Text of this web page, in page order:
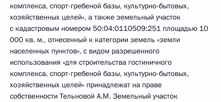
комплекса, спорт-гребеной базы, культурно-бытовых,
хозяйственных целей», а также земельный участок
с кадастровым номером 50:04:0110509:251 площадью 10
000 кв. м., отнесенный к категории земель «земли
населенных пунктов», с видом разрешенного
использования «для строительства гостиничного
комплекса, спорт-гребеной базы, культурно-бытовых,
хозяйственных целей» принадлежат на праве
собственности Тельновой А.М. Земельный участок